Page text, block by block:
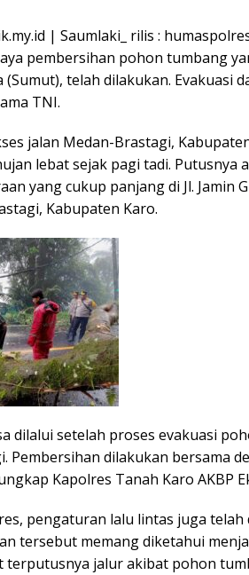
| Saumlaki_ rilis :
pembersihan pohon tumbang
(Sumut), telah dilakukan. Evakuasi
TNI.
jalan Medan-Brastagi,
lebat sejak pagi tadi. Putusnya
yang cukup panjang di Jl. Jamin
Kabupaten Karo.
dilalui setelah proses evakuasi
Pembersihan dilakukan bersama
Kapolres Tanah Karo AKBP
pengaturan lalu lintas juga
tersebut memang diketahui
terputusnya jalur akibat pohon